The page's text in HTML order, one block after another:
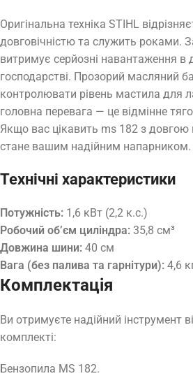
Оригінальна техніка STIHL
довговічністю та служить роками.
витримує серйозні навантаження
господарстві. Прозорий масляний
контролювати рівень мастила для
головна перевага — це відмінне
Якщо вас цікавить ms 182 з
стане вашим надійним напарником.
Технічні характеристики
Потужність: 1,6 кВт (2,2 к.с.)
Робочий об’єм циліндра: 35,8 см³
Довжина шини: 40 см
Вага (без палива та гарнітури): 4,6
Комплектація
Ви отримуєте надійний інструмент
комплекті:
Бензопила MS 182.